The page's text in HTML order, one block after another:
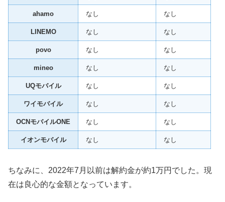
ahamo なし なし
LINEMO なし なし
povo なし なし
mineo なし なし
UQモバイル なし なし
ワイモバイル なし なし
OCNモバイルONE なし なし
イオンモバイル なし なし
ちなみに、2022年7月以前は解約金が約1万円でした。現
在は良心的な金額となっています。